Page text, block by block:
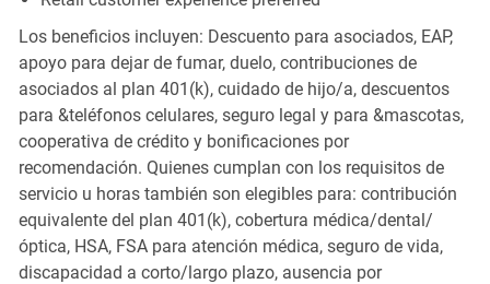
Los beneficios incluyen: Descuento para asociados, EAP,
apoyo para dejar de fumar, duelo, contribuciones de
asociados al plan 401(k), cuidado de hijo/a, descuentos
para &teléfonos celulares, seguro legal y para &mascotas,
cooperativa de crédito y bonificaciones por
recomendación. Quienes cumplan con los requisitos de
servicio u horas también son elegibles para: contribución
equivalente del plan 401(k), cobertura médica/dental/
óptica, HSA, FSA para atención médica, seguro de vida,
discapacidad a corto/largo plazo, ausencia por